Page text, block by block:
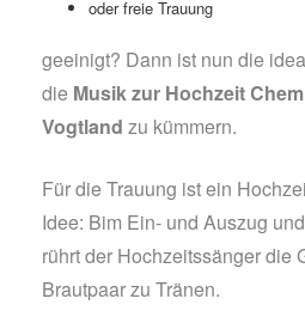
oder freie Trauung
geeinigt? Dann ist nun die
die Musik zur Hochzeit
Vogtland zu kümmern.
Für die Trauung ist ein
Idee: Bim Ein- und Auszug
rührt der Hochzeitssänger die
Brautpaar zu Tränen.